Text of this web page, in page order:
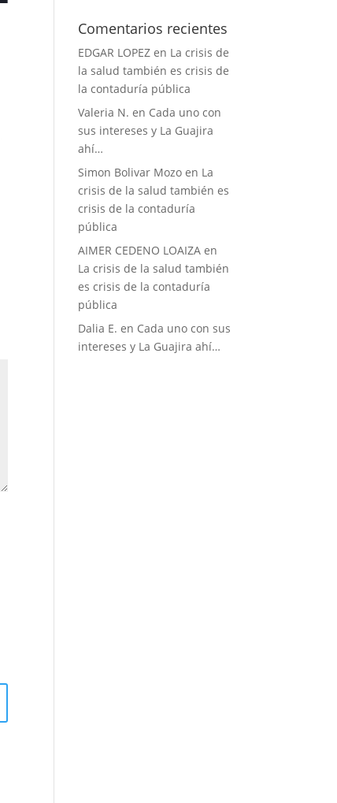
Comentarios recientes
EDGAR LOPEZ en La crisis de
la salud también es crisis de
la contaduría pública
Valeria N. en Cada uno con
sus intereses y La Guajira
ahí…
Simon Bolivar Mozo en La
crisis de la salud también es
crisis de la contaduría
pública
AIMER CEDENO LOAIZA en
La crisis de la salud también
es crisis de la contaduría
pública
Dalia E. en Cada uno con sus
intereses y La Guajira ahí…